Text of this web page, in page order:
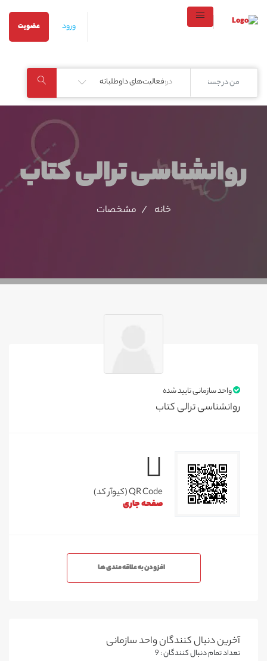
ورود عضویت
در:فعالیت‌های داوطلبانه
روانشناسی ترالی کتاب
خانه مشخصات
واحد سازمانی تایید شده
روانشناسی ترالی کتاب
QR Code (کیوآر کد)
صفحه جاری
افزودن به علاقه مندی ها
آخرین دنبال کنندگان واحد سازمانی
تعداد تمام دنبال کنندگان : 9